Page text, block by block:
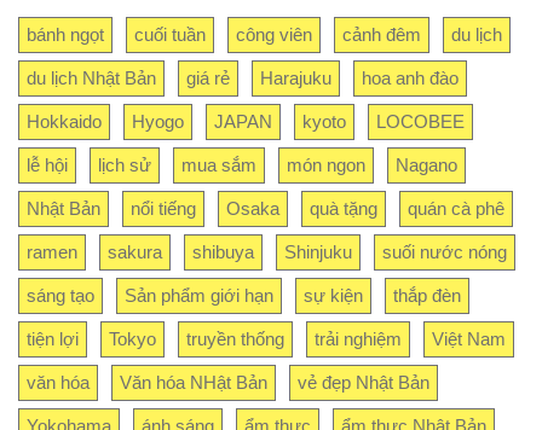
bánh ngọt cuối tuần công viên cảnh đêm du lịch
du lịch Nhật Bản giá rẻ Harajuku hoa anh đào
Hokkaido Hyogo JAPAN kyoto LOCOBEE
lễ hội lịch sử mua sắm món ngon Nagano
Nhật Bản nổi tiếng Osaka quà tặng quán cà phê
ramen sakura shibuya Shinjuku suối nước nóng
sáng tạo Sản phẩm giới hạn sự kiện thắp đèn
tiện lợi Tokyo truyền thống trải nghiệm Việt Nam
văn hóa Văn hóa NHật Bản vẻ đẹp Nhật Bản
Yokohama ánh sáng ẩm thực ẩm thực Nhật Bản